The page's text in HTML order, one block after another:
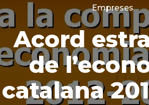
Empreses
Acord
de
catalana